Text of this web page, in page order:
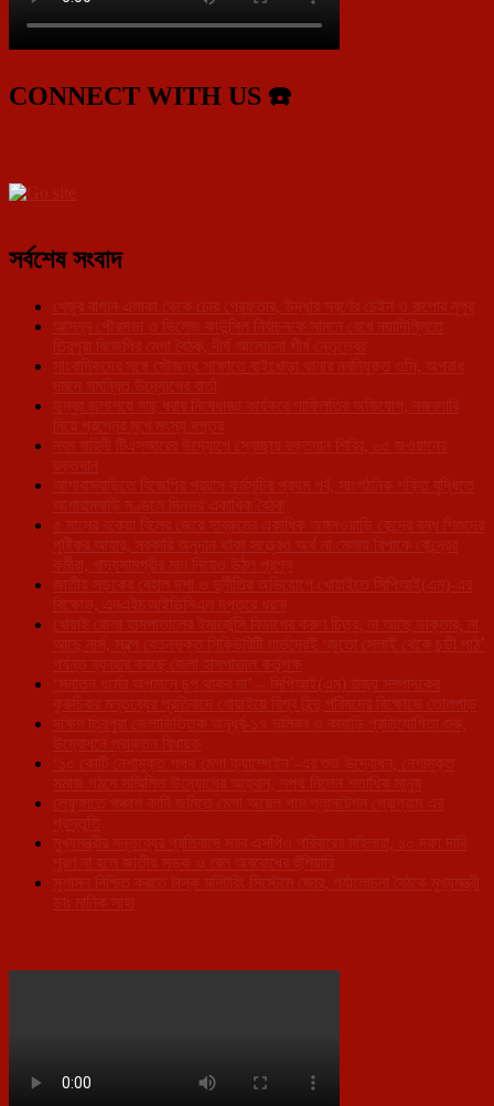
CONNECT WITH US ☎️
সর্বশেষ সংবাদ
খেজুর বাগান এলাকা থেকে চোর গ্রেফতার, উদ্ধার স্বর্ণের চেইন ও রুপোর নূপুর
আসন্ন পৌরসভা ও ভিলেজ কাউন্সিল নির্বাচনকে সামনে রেখে নয়াদিল্লিতে
ত্রিপুরা বিজেপির মেগা বৈঠক, দীর্ঘ আলোচনা শীর্ষ নেতৃত্বের
সাংবাদিকদের সঙ্গে সৌজন্য সাক্ষাতে বাইখোড়া থানার নবনিযুক্ত ওসি, অপরাধ
দমনে সমন্বিত উদ্যোগের বার্তা
ডুম্বুর জলাশয়ে মাছ ধরার নিষেধাজ্ঞা কার্যকরে গাফিলতির অভিযোগ, নজরদারি
নিয়ে প্রশ্নের মুখে মৎস্য দপ্তর
নবম বাহিনী টিএসআরের উদ্যোগে স্বেচ্ছায় রক্তদান শিবির, ৬৫ জওয়ানের
রক্তদান
আশারামবাড়িতে বিজেপির প্রয়াস কর্মসূচির প্রথম পর্ব, সাংগঠনিক শক্তি বৃদ্ধিতে
আশারামবাড়ি মণ্ডলে দিনভর একাধিক বৈঠক
৫ মাসের বকেয়া বিলের জেরে সাব্রুমের একাধিক অঙ্গনওয়াড়ি কেন্দ্রে বন্ধ শিশুদের
পুষ্টিকর আহার, সরকারি অনুদান থাকা সত্ত্বেও অর্থ না মেলায় বিপাকে কেন্দ্রের
কর্মীরা, খাদ্যসামগ্রীর মান নিয়েও উঠল প্রশ্ন
জাতীয় সড়কের বেহাল দশা ও দুর্নীতির অভিযোগে খোয়াইতে সিপিআই(এম)-এর
বিক্ষোভ, এনএইচআইডিসিএল দপ্তরে ধরনা
খোয়াই জেলা হাসপাতালের ইমার্জেন্সি বিভাগের করুণ চিত্র, না আছে ডাক্তার, না
আছে নার্স, স্বল্প বেতনভূক্ত সিকিউরিটি গার্ডদেরই ‘জুতো সেলাই থেকে চন্ডী পাঠ’
পর্যন্ত ব্যবহার করছে জেলা হাসপাতাল কর্তৃপক্ষ
‘সনাতন ধর্মের অপমানে চুপ থাকব না’ – সিপিআই(এম) রাজ্য সম্পাদকের
কুরুচিকর মন্তব্যের প্রতিবাদে খোয়াইয়ে বিশ্ব হিন্দু পরিষদের বিক্ষোভে তোলপাড়
দক্ষিণ ত্রিপুরা জেলাভিত্তিক অনূর্ধ্ব-১৭ ভলিবল ও কাবাডি প্রতিযোগিতা শুরু,
উদ্বোধনে প্রাক্তন বিধায়ক
‘১০ কোটি নেশামুক্ত শপথ মেগা ক্যাম্পেইন’-এর শুভ উদ্বোধন, নেশামুক্ত
সমাজ গঠনে সম্মিলিত উদ্যোগের আহ্বান, শপথ নিলেন শতাধিক মানুষ
লেফুঙ্গাতে পঞ্চাশ কানি জমিতে মেগা অয়েল পাম প্লানটেশন প্রোগ্রাম এর
প্রস্তুতি
মুখ্যমন্ত্রীর মন্তব্যের প্রতিবাদে সরব এসপিও পরিবারের মহিলারা, ১০ দফা দাবি
পূরণ না হলে জাতীয় সড়ক ও রেল অবরোধের হুঁশিয়ারি
সুশাসন নিশ্চিত করতে টাস্ক মনিটরিং সিস্টেমে জোর, পর্যালোচনা বৈঠকে মুখ্যমন্ত্রী
ডাঃ মানিক সাহা